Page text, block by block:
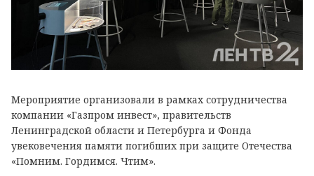
Мероприятие организовали в рамках сотрудничества
компании «Газпром инвест», правительств
Ленинградской области и Петербурга и Фонда
увековечения памяти погибших при защите Отечества
«Помним. Гордимся. Чтим».